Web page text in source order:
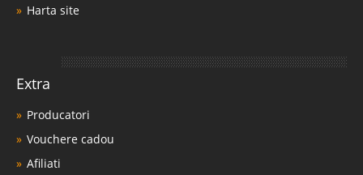
Harta site
Extra
Producatori
Vouchere cadou
Afiliati